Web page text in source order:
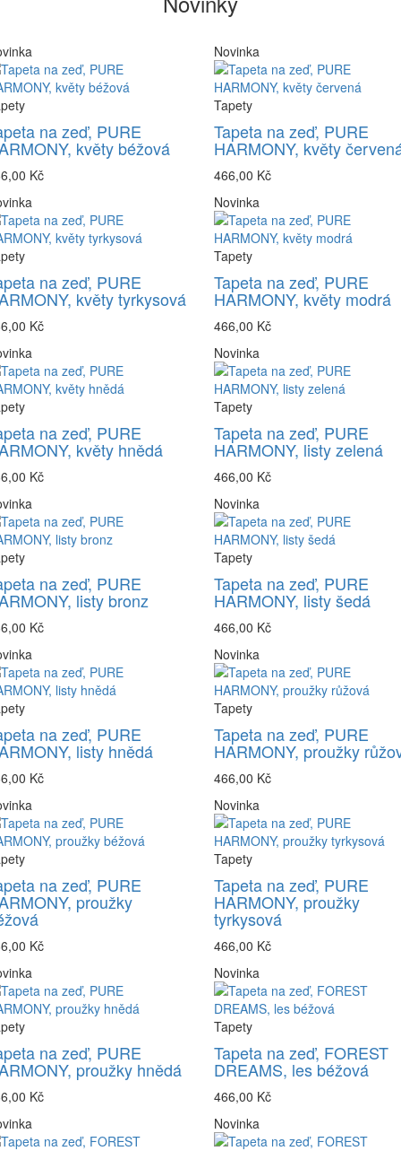
na zeď, PURE
květy béžová
Kč
Novinka
Tapety
Tapeta na zeď, PURE
HARMONY, květy
466,00 Kč
na zeď, PURE
květy tyrkysová
Kč
Novinka
Tapety
Tapeta na zeď, PURE
HARMONY, květy modrá
466,00 Kč
na zeď, PURE
květy hnědá
Kč
Novinka
Tapety
Tapeta na zeď, PURE
HARMONY, listy zelená
466,00 Kč
na zeď, PURE
listy bronz
Kč
Novinka
Tapety
Tapeta na zeď, PURE
HARMONY, listy šedá
466,00 Kč
na zeď, PURE
listy hnědá
Kč
Novinka
Tapety
Tapeta na zeď, PURE
HARMONY, proužky
466,00 Kč
na zeď, PURE
proužky
Kč
Novinka
Tapety
Tapeta na zeď, PURE
HARMONY, proužky
tyrkysová
466,00 Kč
na zeď, PURE
proužky hnědá
Kč
Novinka
Tapety
Tapeta na zeď, FOREST
DREAMS, les béžová
466,00 Kč
Novinka